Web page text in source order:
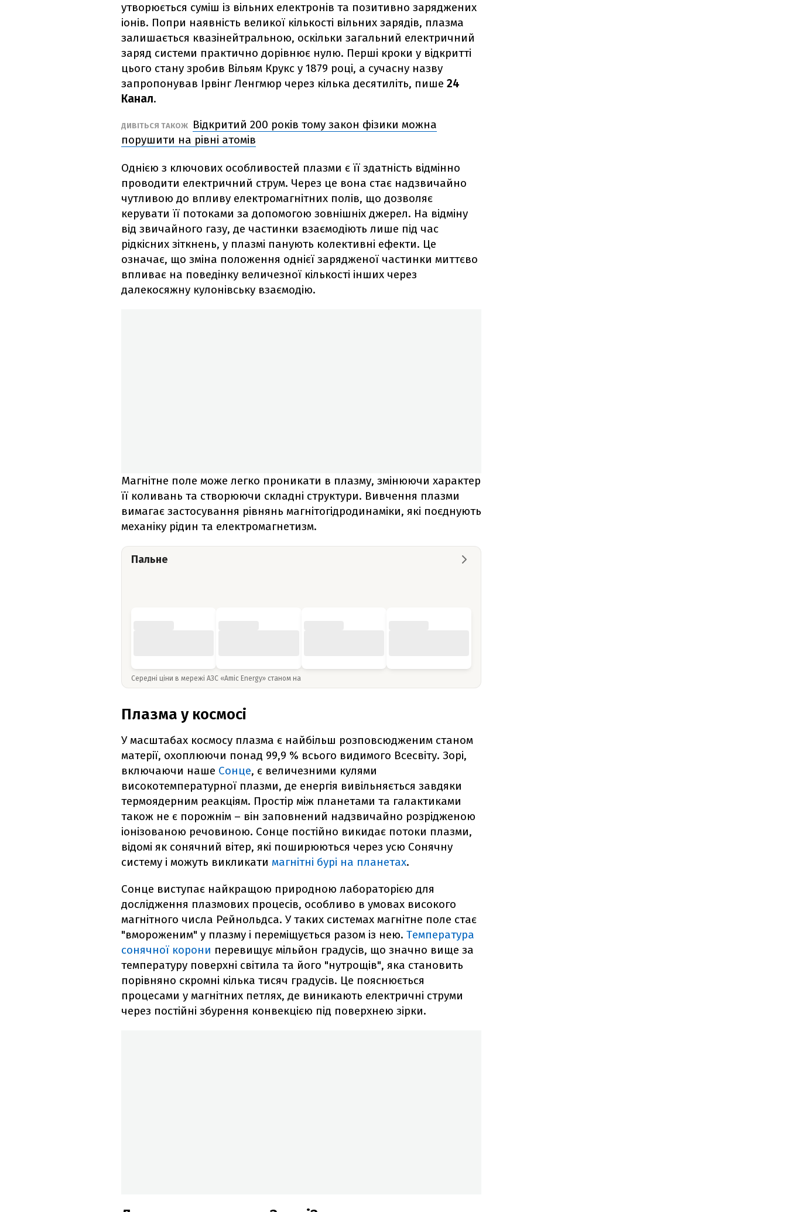
утворюється суміш із вільних електронів та позитивно заряджених
іонів. Попри наявність великої кількості вільних зарядів, плазма
залишається квазінейтральною, оскільки загальний електричний
заряд системи практично дорівнює нулю. Перші кроки у відкритті
цього стану зробив Вільям Крукс у 1879 році, а сучасну назву
запропонував Ірвінг Ленгмюр через кілька десятиліть, пише 24
Канал.
ДИВІТЬСЯ ТАКОЖ
Відкритий 200 років тому закон фізики можна
порушити на рівні атомів
Однією з ключових особливостей плазми є її здатність відмінно
проводити електричний струм. Через це вона стає надзвичайно
чутливою до впливу електромагнітних полів, що дозволяє
керувати її потоками за допомогою зовнішніх джерел. На відміну
від звичайного газу, де частинки взаємодіють лише під час
рідкісних зіткнень, у плазмі панують колективні ефекти. Це
означає, що зміна положення однієї зарядженої частинки миттєво
впливає на поведінку величезної кількості інших через
далекосяжну кулонівську взаємодію.
Магнітне поле може легко проникати в плазму, змінюючи характер
її коливань та створюючи складні структури. Вивчення плазми
вимагає застосування рівнянь магнітогідродинаміки, які поєднують
механіку рідин та електромагнетизм.
Пальне
Середні ціни в мережі АЗС «Amic Energy» станом на
Плазма у космосі
У масштабах космосу плазма є найбільш розповсюдженим станом
матерії, охоплюючи понад 99,9 % всього видимого Всесвіту. Зорі,
включаючи наше Сонце, є величезними кулями
високотемпературної плазми, де енергія вивільняється завдяки
термоядерним реакціям. Простір між планетами та галактиками
також не є порожнім – він заповнений надзвичайно розрідженою
іонізованою речовиною. Сонце постійно викидає потоки плазми,
відомі як сонячний вітер, які поширюються через усю Сонячну
систему і можуть викликати магнітні бурі на планетах.
Сонце виступає найкращою природною лабораторією для
дослідження плазмових процесів, особливо в умовах високого
магнітного числа Рейнольдса. У таких системах магнітне поле стає
"вмороженим" у плазму і переміщується разом із нею. Температура
сонячної корони перевищує мільйон градусів, що значно вище за
температуру поверхні світила та його "нутрощів", яка становить
порівняно скромні кілька тисяч градусів. Це пояснюється
процесами у магнітних петлях, де виникають електричні струми
через постійні збурення конвекцією під поверхнею зірки.